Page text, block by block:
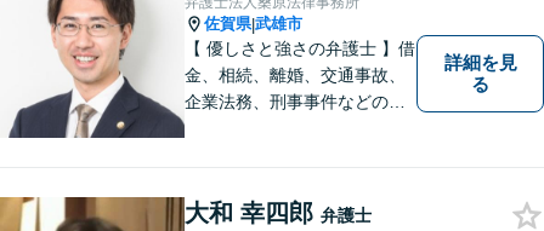
佐賀県|武雄市
【 優しさと強さの弁護士 】借
金、相続、離婚、交通事故、
企業法務、刑事事件などのご
なリーガルサービスを提供い
詳細を見
る
大和 幸四郎 弁護士